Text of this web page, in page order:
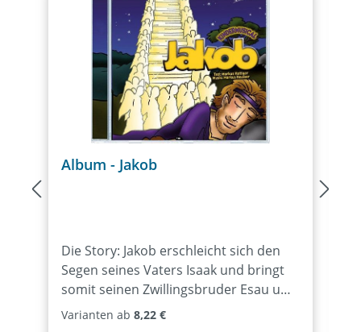
Album - Jakob
Die Story: Jakob erschleicht sich den
Segen seines Vaters Isaak und bringt
somit seinen Zwillingsbruder Esau um
dessen Erstgeburtsrecht. Aus Wut
Varianten ab 8,22 €